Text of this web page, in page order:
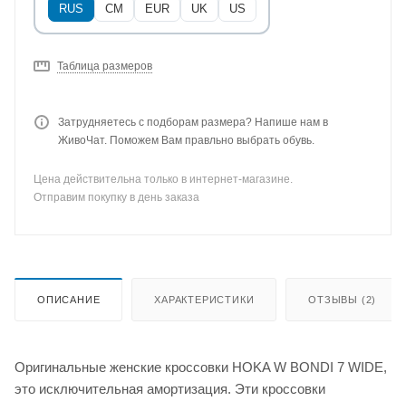
RUS CM EUR UK US
Таблица размеров
Затрудняетесь с подборам размера? Напише нам в
ЖивоЧат. Поможем Вам правльно выбрать обувь.
Цена действительна только в интернет-магазине.
Отправим покупку в день заказа
ОПИСАНИЕ ХАРАКТЕРИСТИКИ ОТЗЫВЫ (2)
Оригинальные женские кроссовки HOKA W BONDI 7 WIDE,
это исключительная амортизация. Эти кроссовки